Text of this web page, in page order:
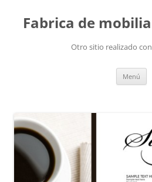
Fabrica de
Otro sitio realizado
Menú